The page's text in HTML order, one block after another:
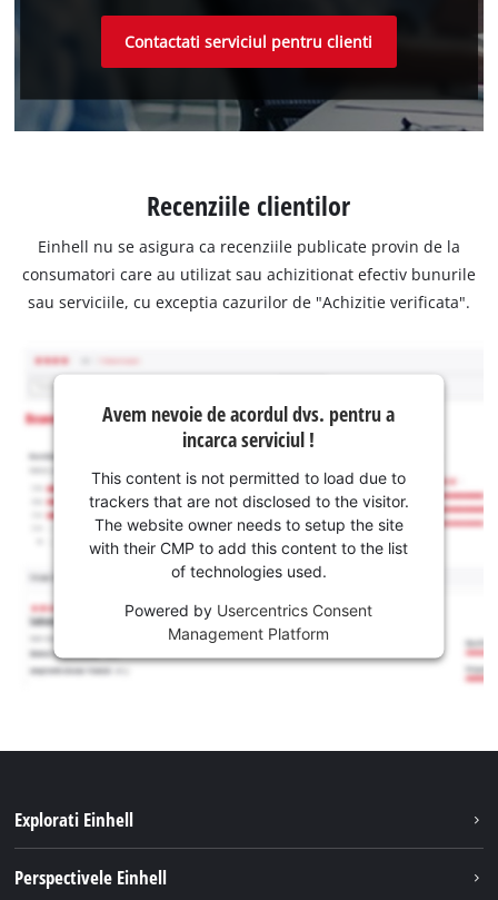
Contactati serviciul pentru clienti
Recenziile clientilor
Einhell nu se asigura ca recenziile publicate provin de la
consumatori care au utilizat sau achizitionat efectiv bunurile
sau serviciile, cu exceptia cazurilor de "Achizitie verificata".
Avem nevoie de acordul dvs. pentru a
incarca serviciul !
This content is not permitted to load due to
trackers that are not disclosed to the visitor.
The website owner needs to setup the site
with their CMP to add this content to the list
of technologies used.
Powered by Usercentrics Consent
Management Platform
Explorati Einhell
Perspectivele Einhell